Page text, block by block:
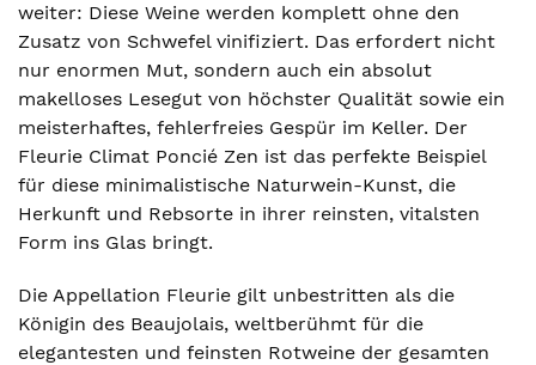
weiter: Diese Weine werden komplett ohne den
Zusatz von Schwefel vinifiziert. Das erfordert nicht
nur enormen Mut, sondern auch ein absolut
makelloses Lesegut von höchster Qualität sowie ein
meisterhaftes, fehlerfreies Gespür im Keller. Der
Fleurie Climat Poncié Zen ist das perfekte Beispiel
für diese minimalistische Naturwein-Kunst, die
Herkunft und Rebsorte in ihrer reinsten, vitalsten
Form ins Glas bringt.
Die Appellation Fleurie gilt unbestritten als die
Königin des Beaujolais, weltberühmt für die
elegantesten und feinsten Rotweine der gesamten